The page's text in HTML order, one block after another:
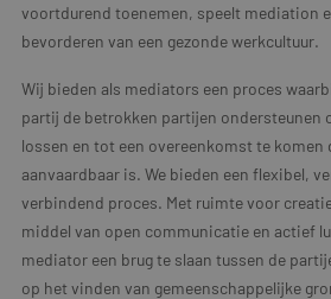
voortdurend toenemen, speelt mediation
bevorderen van een gezonde werkcultuur.
Wij bieden als mediators een proces
partij de betrokken partijen ondersteunen
lossen en tot een overeenkomst te komen
aanvaardbaar is. We bieden een flexibel,
verbindend proces. Met ruimte voor
middel van open communicatie en actief
mediator een brug te slaan tussen de
op het vinden van gemeenschappelijke